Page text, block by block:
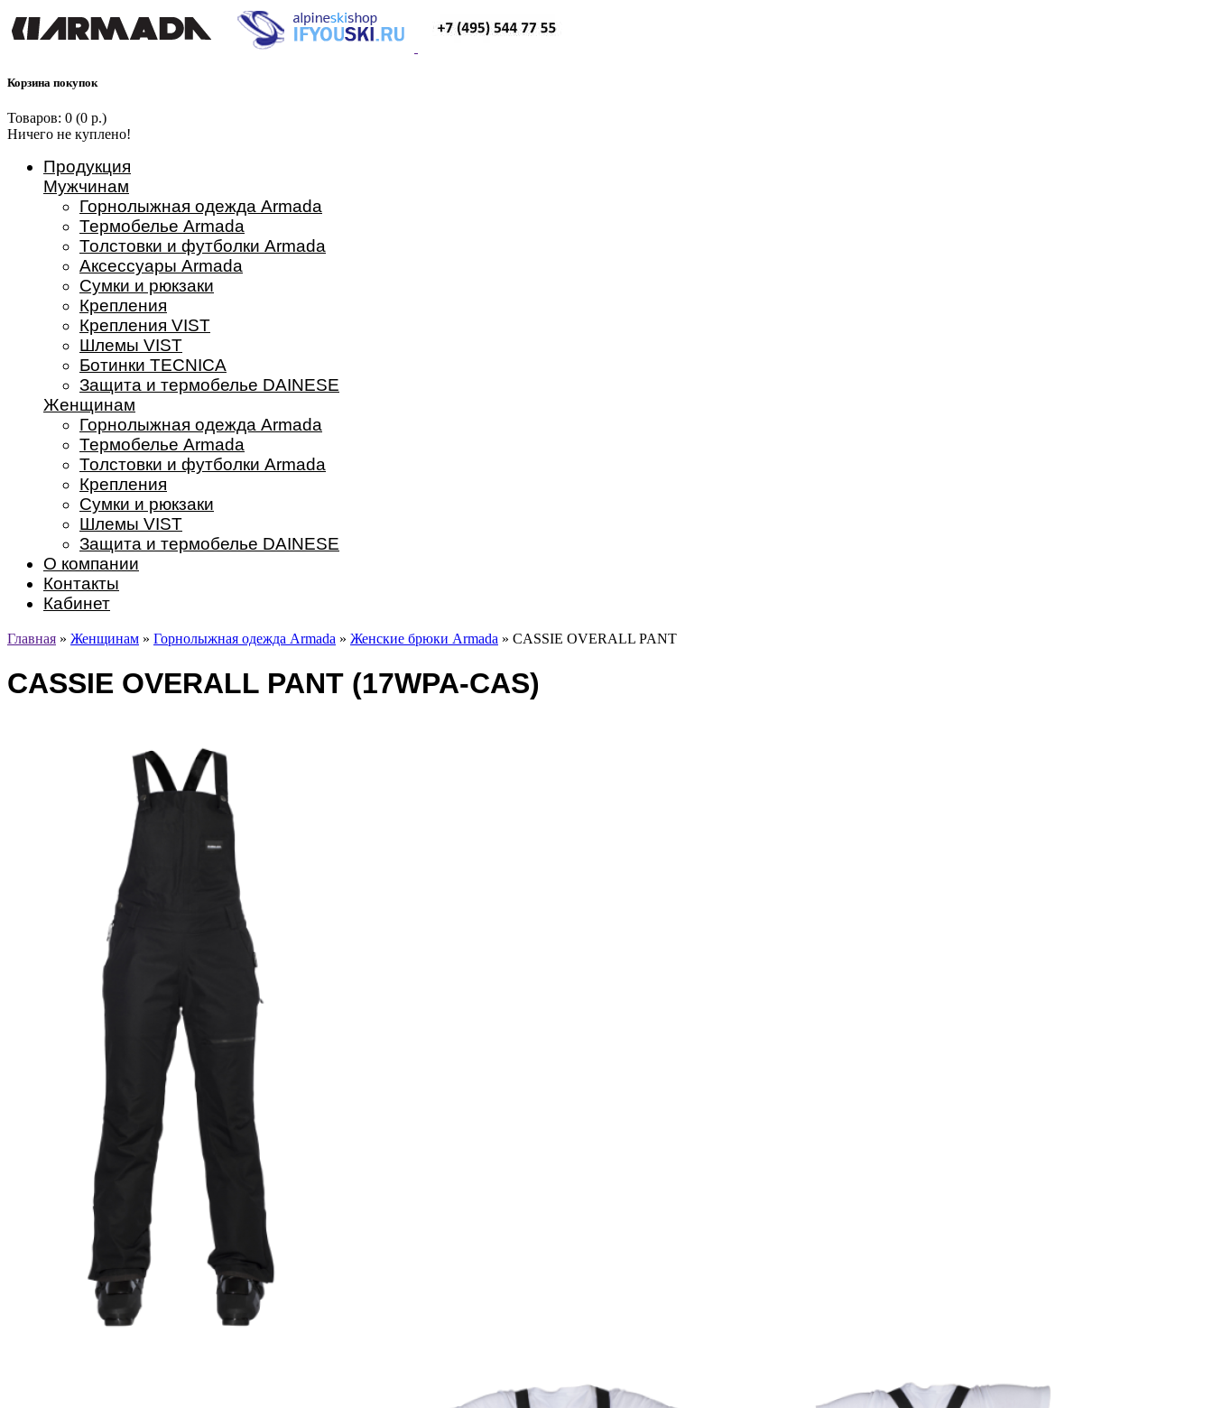
Корзина покупок
Товаров: 0 (0 р.)
Ничего не куплено!
Продукция
Мужчинам
Горнолыжная одежда Armada
Термобелье Armada
Толстовки и футболки Armada
Аксессуары Armada
Сумки и рюкзаки
Крепления
Крепления VIST
Шлемы VIST
Ботинки TECNICA
Защита и термобелье DAINESE
Женщинам
Горнолыжная одежда Armada
Термобелье Armada
Толстовки и футболки Armada
Крепления
Сумки и рюкзаки
Шлемы VIST
Защита и термобелье DAINESE
О компании
Контакты
Кабинет
Главная » Женщинам » Горнолыжная одежда Armada » Женские брюки Armada » CASSIE OVERALL PANT
CASSIE OVERALL PANT (17WPA-CAS)